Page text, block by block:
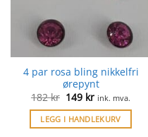
4 par rosa bling nikkelfri
ørepynt
182kr Opprinnelig
pris
var:
182 kr.
149 krNåværende
pris
er:
149 kr.
ink. mva.
LEGG I HANDLEKURV